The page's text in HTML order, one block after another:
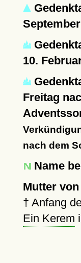
September
10.
Freitag
nach dem
Name
Mutter
† Anfang
Ein Kerem